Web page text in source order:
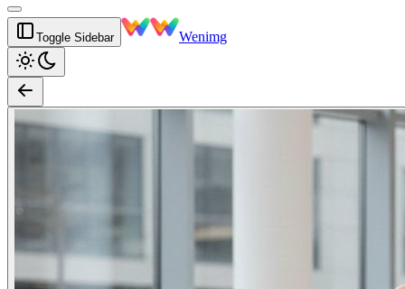
Toggle Sidebar Wenimg